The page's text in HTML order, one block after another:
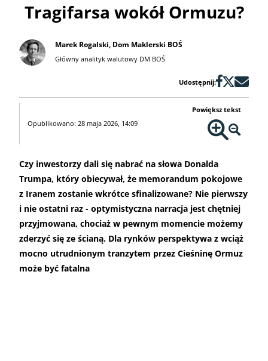
Tragifarsa wokół Ormuzu?
Marek Rogalski, Dom Maklerski BOŚ
Główny analityk walutowy DM BOŚ
Udostępnij:
Opublikowano: 28 maja 2026, 14:09
Powiększ tekst
Czy inwestorzy dali się nabrać na słowa Donalda
Trumpa, który obiecywał, że memorandum pokojowe
z Iranem zostanie wkrótce sfinalizowane? Nie pierwszy
i nie ostatni raz - optymistyczna narracja jest chętniej
przyjmowana, chociaż w pewnym momencie możemy
zderzyć się ze ścianą. Dla rynków perspektywa z wciąż
mocno utrudnionym tranzytem przez Cieśninę Ormuz
może być fatalna